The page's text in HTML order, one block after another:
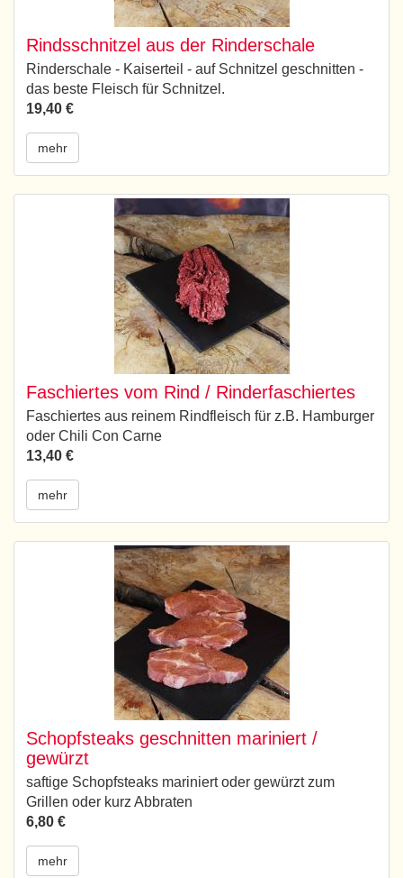
Rindsschnitzel aus der Rinderschale
Rinderschale - Kaiserteil - auf Schnitzel geschnitten -
das beste Fleisch für Schnitzel.
19,40 €
mehr
Faschiertes vom Rind / Rinderfaschiertes
Faschiertes aus reinem Rindfleisch für z.B. Hamburger
oder Chili Con Carne
13,40 €
mehr
Schopfsteaks geschnitten mariniert /
gewürzt
saftige Schopfsteaks mariniert oder gewürzt zum
Grillen oder kurz Abbraten
6,80 €
mehr